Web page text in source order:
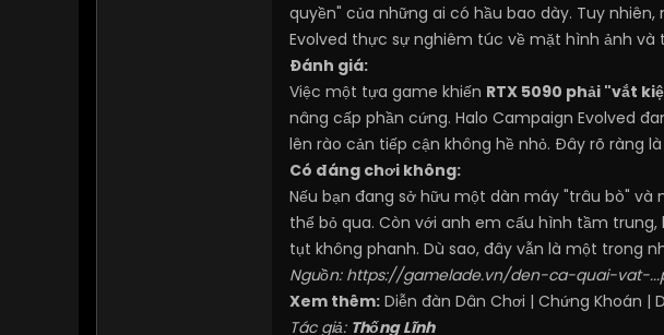
quyền" của những ai có hầu bao dày. Tuy
Evolved thực sự nghiêm túc về mặt hình ảnh
Đánh giá:
Việc một tựa game khiến RTX 5090 phải "vắt
nâng cấp phần cứng. Halo Campaign Evolved
lên rào cản tiếp cận không hề nhỏ. Đây rõ ràng
Có đáng chơi không:
Nếu bạn đang sở hữu một dàn máy "trâu bò"
thể bỏ qua. Còn với anh em cấu hình tầm
tụt không phanh. Dù sao, đây vẫn là một trong
Nguồn: https://gamelade.vn/den-ca-quai-vat-
Xem thêm: Diễn đàn Dân Chơi | Chứng Khoán |
Tác giả: Thống Lĩnh